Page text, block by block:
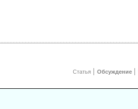
Статья Обсуждение